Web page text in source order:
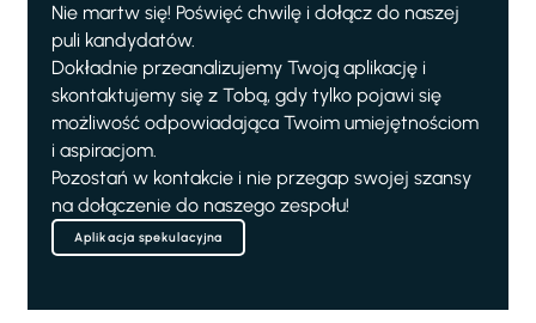
Nie martw się! Poświęć chwilę i dołącz do naszej
puli kandydatów.
Dokładnie przeanalizujemy Twoją aplikację i
skontaktujemy się z Tobą, gdy tylko pojawi się
możliwość odpowiadająca Twoim umiejętnościom
i aspiracjom.
Pozostań w kontakcie i nie przegap swojej szansy
na dołączenie do naszego zespołu!
Aplikacja spekulacyjna